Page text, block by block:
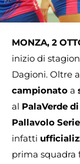
MONZA, 2
inizio di
Dagioni. Oltre
campionato a
al PalaVerde
Pallavolo
infatti
prima squadra